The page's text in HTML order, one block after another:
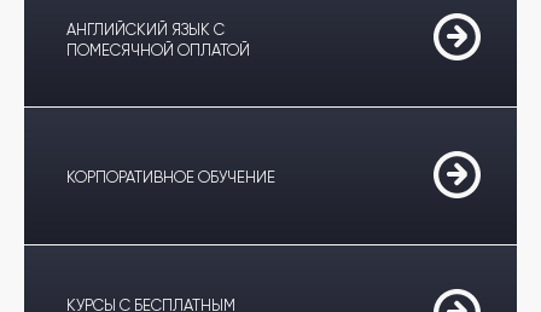
АНГЛИЙСКИЙ ЯЗЫК С
ПОМЕСЯЧНОЙ ОПЛАТОЙ
КОРПОРАТИВНОЕ ОБУЧЕНИЕ
КУРСЫ С БЕСПЛАТНЫМ